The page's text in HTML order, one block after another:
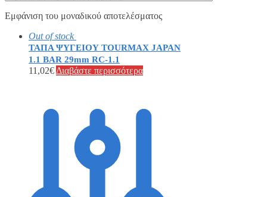
Εμφάνιση του μοναδικού αποτελέσματος
Out of stock
ΤΑΠΑ ΨΥΓΕΙΟΥ TOURMAX JAPAN
1.1 BAR 29mm RC-1.1
11,02€ Διαβάστε περισσότερα